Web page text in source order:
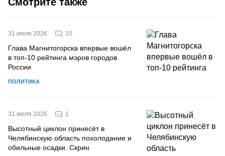
31 июля 2026 10
Глава Магнитогорска впервые вошёл
в топ-10 рейтинга мэров городов
России
ПОЛИТИКА
31 июля 2026 1
Высотный циклон принесёт в
Челябинскую область похолодание и
обильные осадки. Скрин